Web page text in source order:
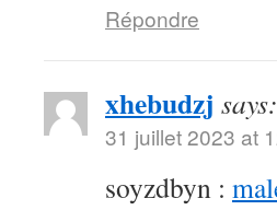
Répondre
xhebudzj says:
31 juillet 2023 at
soyzdbyn :